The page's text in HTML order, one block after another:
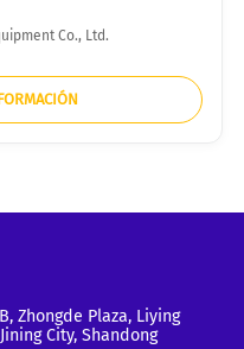
Co., Ltd.
Zhongde Plaza, Liying
City, Shandong